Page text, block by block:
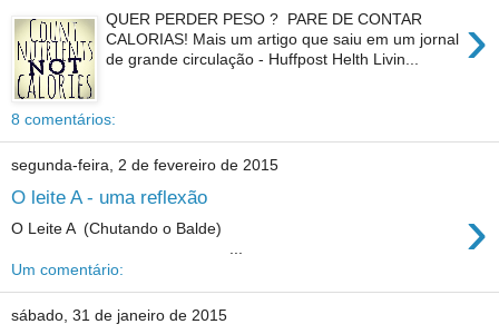
›
QUER PERDER PESO ? PARE DE CONTAR
CALORIAS! Mais um artigo que saiu em um jornal
de grande circulação - Huffpost Helth Livin...
8 comentários:
segunda-feira, 2 de fevereiro de 2015
O leite A - uma reflexão ›
O Leite A (Chutando o Balde)
...
Um comentário:
sábado, 31 de janeiro de 2015